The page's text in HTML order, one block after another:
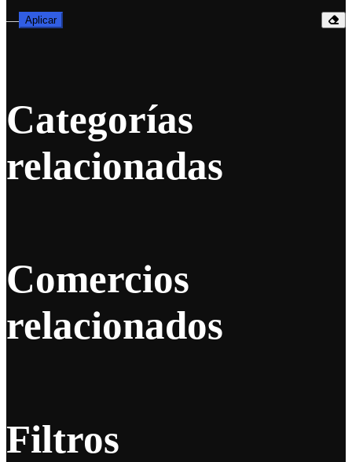
— Aplicar
Categorías
relacionadas
Comercios
relacionados
Filtros